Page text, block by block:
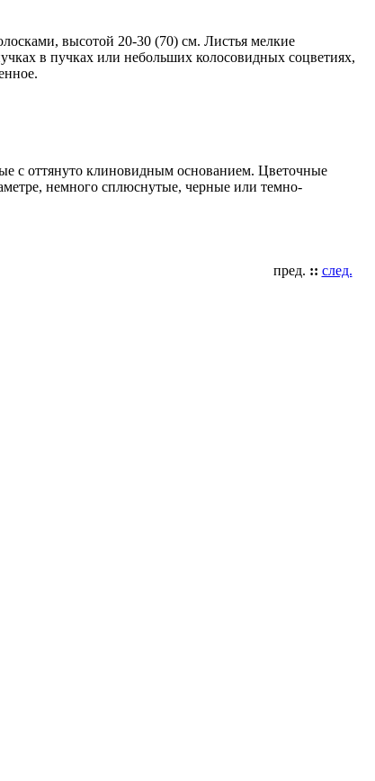
высотой 20-30 (70) см. Листья мелкие
в пучках или небольших колосовидных соцветиях,
с оттянуто клиновидным основанием. Цветочные
немного сплюснутые, черные или темно-
пред. :: след.